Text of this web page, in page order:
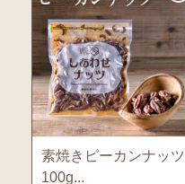
ヘーゼルナッツ200g...